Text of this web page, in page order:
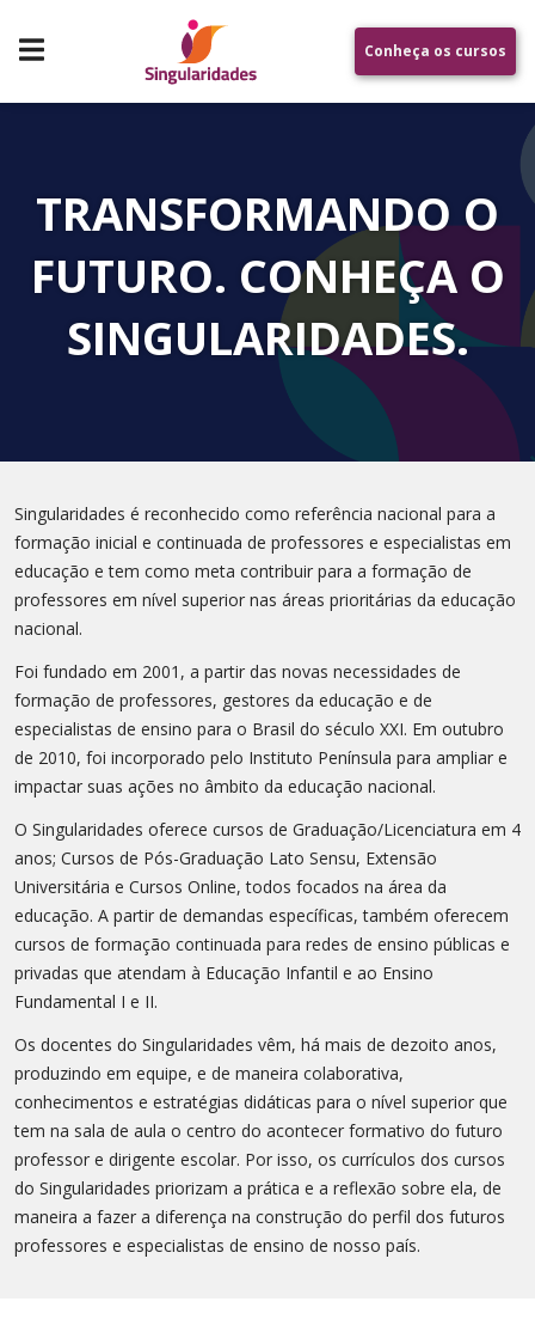
Conheça os cursos
TRANSFORMANDO O
FUTURO. CONHEÇA O
SINGULARIDADES.
Singularidades é reconhecido como referência nacional para a
formação inicial e continuada de professores e especialistas em
educação e tem como meta contribuir para a formação de
professores em nível superior nas áreas prioritárias da educação
nacional.
Foi fundado em 2001, a partir das novas necessidades de
formação de professores, gestores da educação e de
especialistas de ensino para o Brasil do século XXI. Em outubro
de 2010, foi incorporado pelo Instituto Península para ampliar e
impactar suas ações no âmbito da educação nacional.
O Singularidades oferece cursos de Graduação/Licenciatura em 4
anos; Cursos de Pós-Graduação Lato Sensu, Extensão
Universitária e Cursos Online, todos focados na área da
educação. A partir de demandas específicas, também oferecem
cursos de formação continuada para redes de ensino públicas e
privadas que atendam à Educação Infantil e ao Ensino
Fundamental I e II.
Os docentes do Singularidades vêm, há mais de dezoito anos,
produzindo em equipe, e de maneira colaborativa,
conhecimentos e estratégias didáticas para o nível superior que
tem na sala de aula o centro do acontecer formativo do futuro
professor e dirigente escolar. Por isso, os currículos dos cursos
do Singularidades priorizam a prática e a reflexão sobre ela, de
maneira a fazer a diferença na construção do perfil dos futuros
professores e especialistas de ensino de nosso país.